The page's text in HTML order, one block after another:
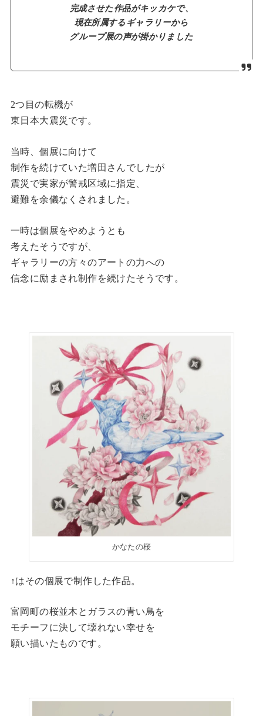
完成させた作品がキッカケで、
現在所属するギャラリーから
グループ展の声が掛かりました
2つ目の転機が
東日本大震災です。
当時、個展に向けて
制作を続けていた増田さんでしたが
震災で実家が警戒区域に指定、
避難を余儀なくされました。
一時は個展をやめようとも
考えたそうですが、
ギャラリーの方々のアートの力への
信念に励まされ制作を続けたそうです。
かなたの桜
↑はその個展で制作した作品。
富岡町の桜並木とガラスの青い鳥を
モチーフに決して壊れない幸せを
願い描いたものです。